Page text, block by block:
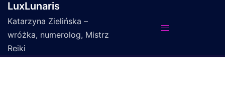
Przejdź
do
treści
LuxLunaris
Katarzyna Zielińska –
wróżka, numerolog, Mistrz
Reiki